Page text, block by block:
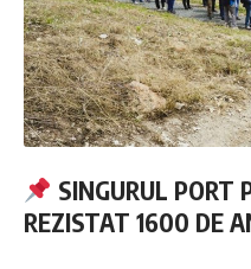
SINGURUL PORT
REZISTAT 1600 DE